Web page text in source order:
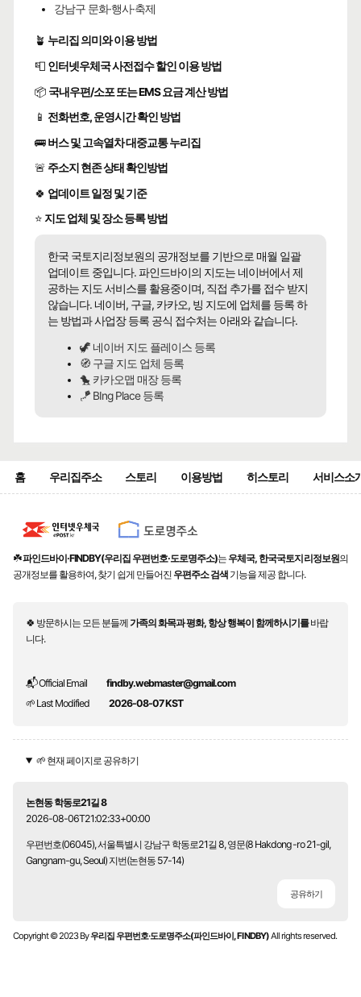
강남구 문화·행사·축제
🪴 누리집 의미와 이용 방법
📮 인터넷우체국 사전접수 할인 이용 방법
📦 국내우편/소포 또는 EMS 요금 계산 방법
📱 전화번호, 운영시간 확인 방법
🚌버스 및 고속열차 대중교통 누리집
🚨 주소지 현존 상태 확인방법
🍀 업데이트 일정 및 기준
⭐ 지도 업체 및 장소 등록 방법
한국 국토지리정보원의 공개정보를 기반으로 매월 일괄
업데이트 중입니다. 파인드바이의 지도는 네이버에서 제
공하는 지도 서비스를 활용중이며, 직접 추가를 접수 받지
않습니다. 네이버, 구글, 카카오, 빙 지도에 업체를 등록 하
는 방법과 사업장 등록 공식 접수처는 아래와 같습니다.
🦖 네이버 지도 플레이스 등록
🧭 구글 지도 업체 등록
🐤 카카오맵 매장 등록
🪁 BIng Place 등록
홈 우리집주소 스토리 이용방법 히스토리 서비스소
☘️파인드바이·FINDBY(우리집 우편번호·도로명주소)는 우체국, 한국국토지리정보원의
공개정보를 활용하여, 찾기 쉽게 만들어진 우편주소 검색 기능을 제공 합니다.
🍀 방문하시는 모든 분들께가족의 화목과 평화, 항상 행복이 함께하시기를바랍
니다.
📬 Official Email
findby.webmaster@gmail.com
🌱 Last Modified
2026-08-07 KST
🌱 현재 페이지로 공유하기
논현동 학동로21길 8
2026-08-06T21:02:33+00:00
우편번호(06045), 서울특별시 강남구 학동로21길 8, 영문(8 Hakdong-ro 21-gil,
Gangnam-gu, Seoul) 지번(논현동 57-14)
공유하기
Copyright © 2023 By우리집 우편번호·도로명주소(파인드바이, FINDBY)All rights reserved.